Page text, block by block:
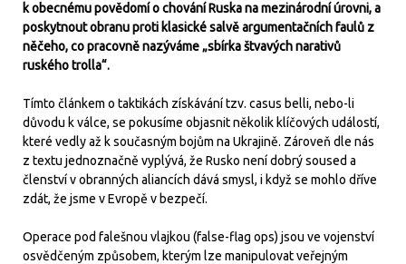
k obecnému povědomí o chování Ruska na mezinárodní úrovni, a
poskytnout obranu proti klasické salvě argumentačních faulů z
něčeho, co pracovně nazýváme „sbírka štvavých narativů
ruského trolla“.
Tímto článkem o taktikách získávání tzv. casus belli, nebo-li
důvodu k válce, se pokusíme objasnit několik klíčových událostí,
které vedly až k současným bojům na Ukrajině. Zároveň dle nás
z textu jednoznačně vyplývá, že Rusko není dobrý soused a
členství v obranných aliancích dává smysl, i když se mohlo dříve
zdát, že jsme v Evropě v bezpečí.
Operace pod falešnou vlajkou (false-flag ops) jsou ve vojenství
osvědčeným způsobem, kterým lze manipulovat veřejným